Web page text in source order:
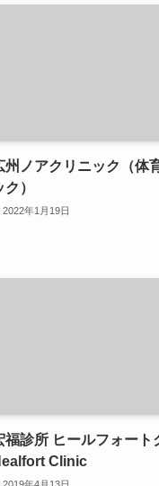
州ノアクリニック（体
ク）
2022年1月19日
福診所 ヒールフォート
Clinic